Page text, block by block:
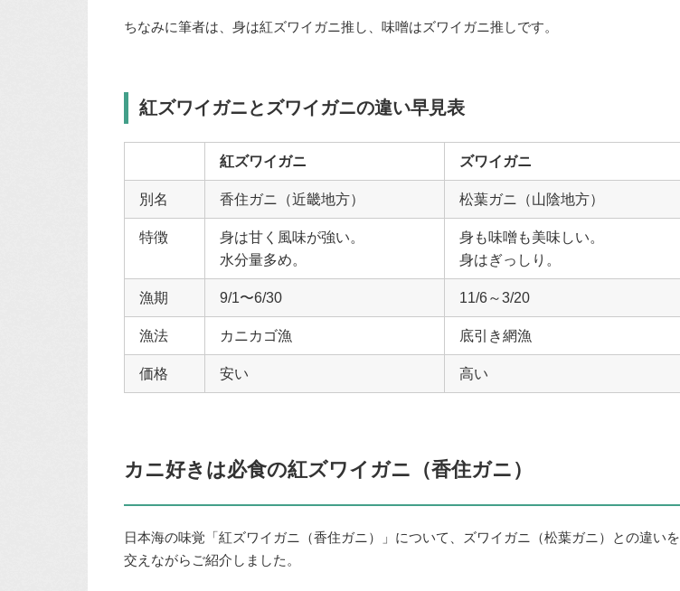
ちなみに筆者は、身は紅ズワイガニ推し、味噌はズワイガニ推しです。
紅ズワイガニとズワイガニの違い早見表
紅ズワイガニ ズワイガニ
別名 香住ガニ（近畿地方） 松葉ガニ（山陰地方）
特徴
身は甘く風味が強い。
水分量多め。
身も味噌も美味しい。
身はぎっしり。
漁期 9/1〜6/30 11/6～3/20
漁法 カニカゴ漁 底引き網漁
価格 安い 高い
カニ好きは必食の紅ズワイガニ（香住ガニ）
日本海の味覚「紅ズワイガニ（香住ガニ）」について、ズワイガニ（松葉ガニ）との違いを
交えながらご紹介しました。